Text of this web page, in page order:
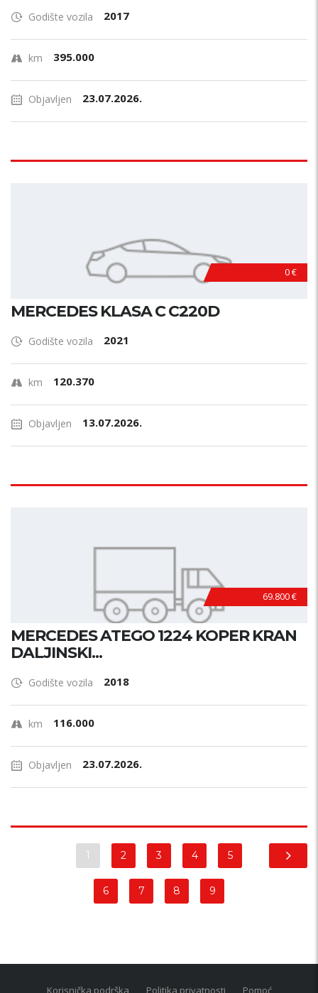
Godište vozila 2017
km 395.000
Objavljen 23.07.2026.
0 €
MERCEDES KLASA C C220D
Godište vozila 2021
km 120.370
Objavljen 13.07.2026.
69.800 €
MERCEDES ATEGO 1224 KOPER KRAN
DALJINSKI...
Godište vozila 2018
km 116.000
Objavljen 23.07.2026.
1 2 3 4 5
6 7 8 9
Korisnička podrška Politika privatnosti Pomoć